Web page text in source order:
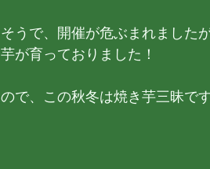
うで、開催が危ぶまれました
が育っておりました！
で、この秋冬は焼き芋三昧です